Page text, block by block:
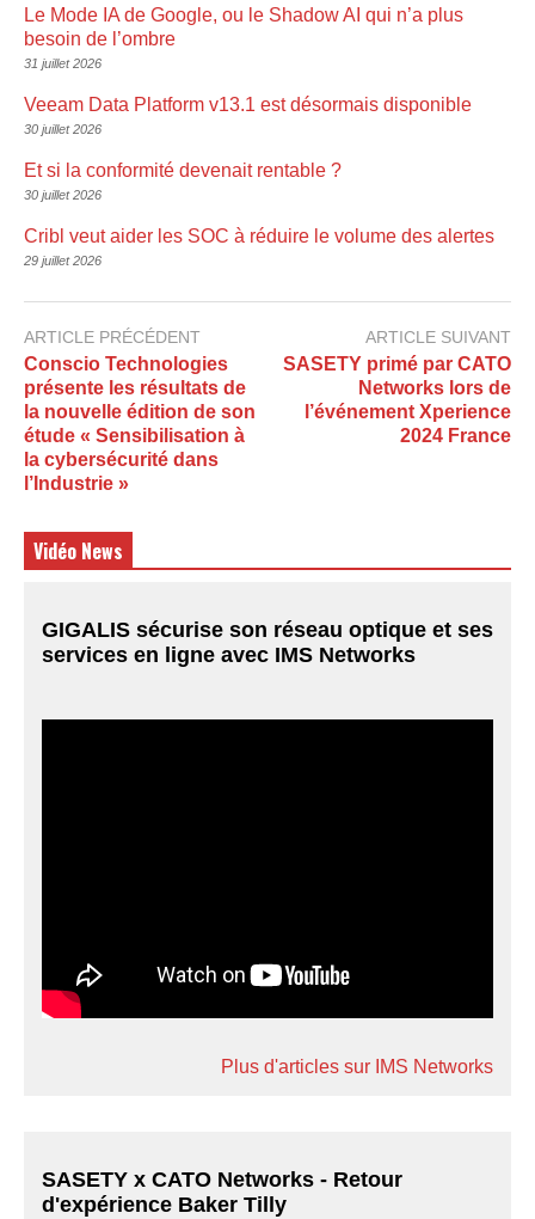
Le Mode IA de Google, ou le Shadow AI qui n’a plus
besoin de l’ombre
31 juillet 2026
Veeam Data Platform v13.1 est désormais disponible
30 juillet 2026
Et si la conformité devenait rentable ?
30 juillet 2026
Cribl veut aider les SOC à réduire le volume des alertes
29 juillet 2026
ARTICLE PRÉCÉDENT
Conscio Technologies
présente les résultats de
la nouvelle édition de son
étude « Sensibilisation à
la cybersécurité dans
l’Industrie »
ARTICLE SUIVANT
SASETY primé par CATO
Networks lors de
l’événement Xperience
2024 France
Vidéo News
GIGALIS sécurise son réseau optique et ses
services en ligne avec IMS Networks
Plus d'articles sur IMS Networks
SASETY x CATO Networks - Retour
d'expérience Baker Tilly